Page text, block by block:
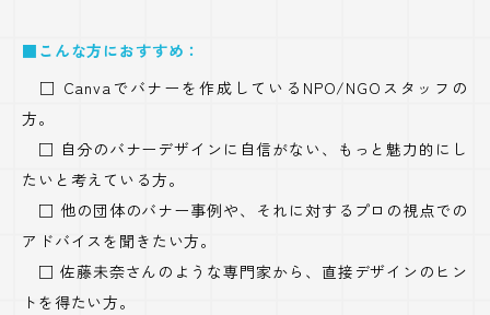
■こんな方におすすめ：
□ Canvaでバナーを作成しているNPO/NGOスタッフの
方。
□ 自分のバナーデザインに自信がない、もっと魅力的にし
たいと考えている方。
□ 他の団体のバナー事例や、それに対するプロの視点での
アドバイスを聞きたい方。
□ 佐藤未奈さんのような専門家から、直接デザインのヒン
トを得たい方。